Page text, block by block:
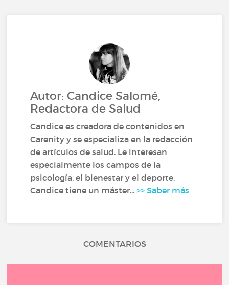
Autor: Candice Salomé,
Redactora de Salud
Candice es creadora de contenidos en
Carenity y se especializa en la redacción
de artículos de salud. Le interesan
especialmente los campos de la
psicología, el bienestar y el deporte.
Candice tiene un máster...>> Saber más
COMENTARIOS